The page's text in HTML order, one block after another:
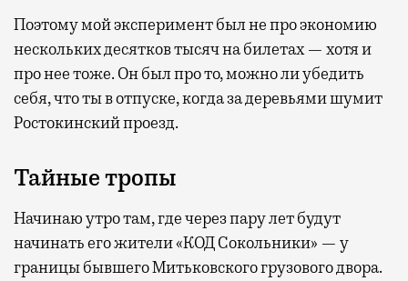
Поэтому мой эксперимент был не про экономию
нескольких десятков тысяч на билетах — хотя и
про нее тоже. Он был про то, можно ли убедить
себя, что ты в отпуске, когда за деревьями шумит
Ростокинский проезд.
Тайные тропы
Начинаю утро там, где через пару лет будут
начинать его жители «КОД Сокольники» — у
границы бывшего Митьковского грузового двора.